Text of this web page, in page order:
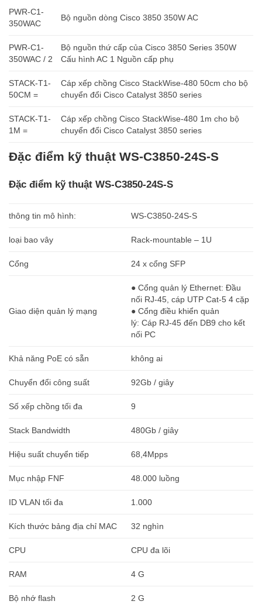
PWR-C1-
350WAC
Bộ nguồn dòng Cisco 3850 350W AC
PWR-C1-
350WAC / 2
Bộ nguồn thứ cấp của Cisco 3850 Series 350W
Cấu hình AC 1 Nguồn cấp phụ
STACK-T1-
50CM =
Cáp xếp chồng Cisco StackWise-480 50cm cho bộ
chuyển đổi Cisco Catalyst 3850 series
STACK-T1-
1M =
Cáp xếp chồng Cisco StackWise-480 1m cho bộ
chuyển đổi Cisco Catalyst 3850 series
Đặc điểm kỹ thuật WS-C3850-24S-S
Đặc điểm kỹ thuật WS-C3850-24S-S
thông tin mô hình: WS-C3850-24S-S
loại bao vây Rack-mountable – 1U
Cổng 24 x cổng SFP
Giao diện quản lý mạng
● Cổng quản lý Ethernet: Đầu
nối RJ-45, cáp UTP Cat-5 4 cặp
● Cổng điều khiển quản
lý: Cáp RJ-45 đến DB9 cho kết
nối PC
Khả năng PoE có sẵn không ai
Chuyển đổi công suất 92Gb / giây
Số xếp chồng tối đa 9
Stack Bandwidth 480Gb / giây
Hiệu suất chuyển tiếp 68,4Mpps
Mục nhập FNF 48.000 luồng
ID VLAN tối đa 1.000
Kích thước bảng địa chỉ MAC 32 nghìn
CPU CPU đa lõi
RAM 4 G
Bộ nhớ flash 2 G